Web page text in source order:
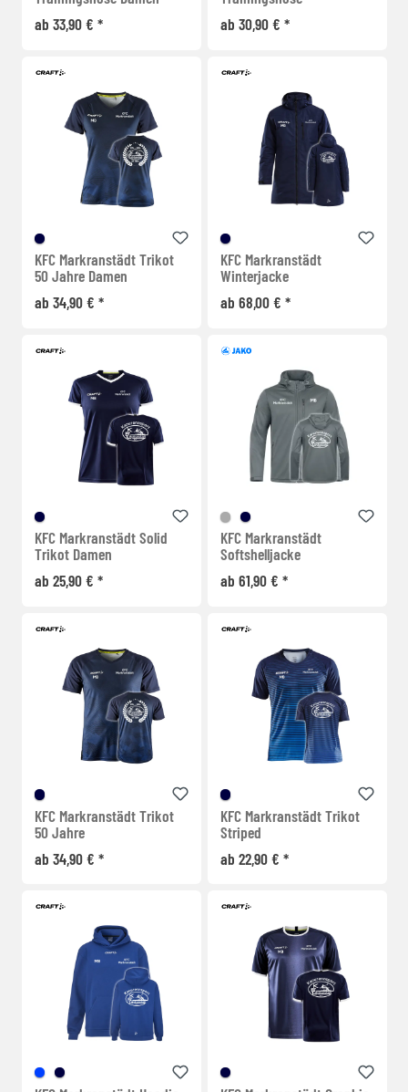
ab 33,90 € *
ab 30,90 € *
KFC Markranstädt Trikot
50 Jahre Damen
ab 34,90 € *
KFC Markranstädt
Winterjacke
ab 68,00 € *
KFC Markranstädt Solid
Trikot Damen
ab 25,90 € *
KFC Markranstädt
Softshelljacke
ab 61,90 € *
KFC Markranstädt Trikot
50 Jahre
ab 34,90 € *
KFC Markranstädt Trikot
Striped
ab 22,90 € *